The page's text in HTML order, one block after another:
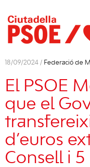
18/09/2024 / Federació de
El PSOE
que el
d’euros
Consell i 5